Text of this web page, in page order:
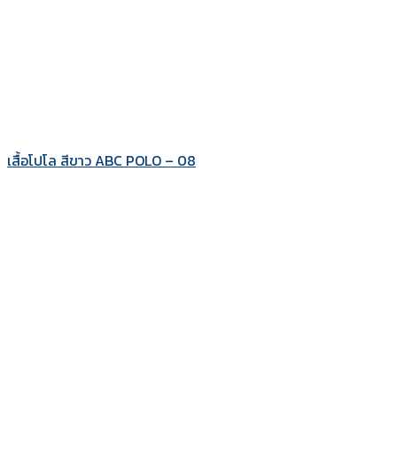
เสื้อโปโล สีขาว ABC POLO – 08